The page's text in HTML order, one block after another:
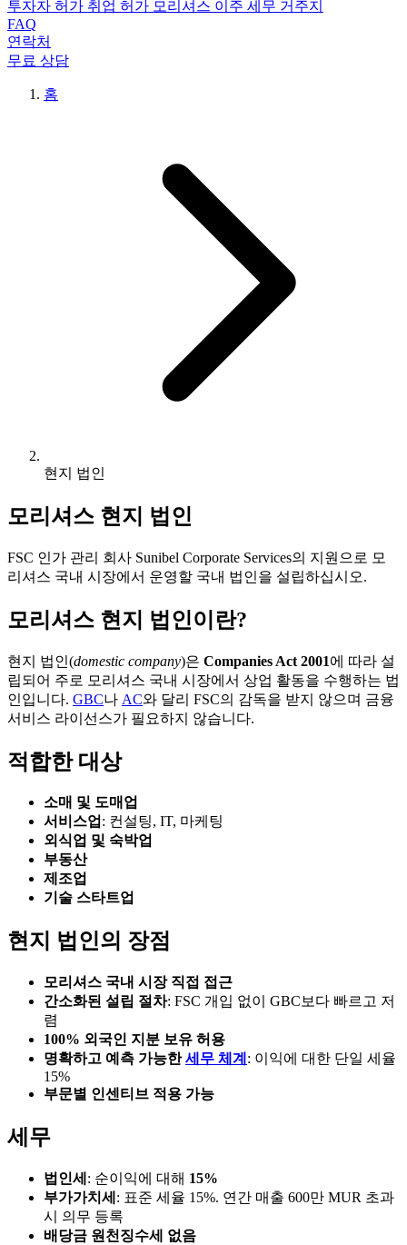
투자자 허가 취업 허가 모리셔스 이주 세무 거주지
FAQ
연락처
무료 상담
홈
현지 법인
모리셔스 현지 법인
FSC 인가 관리 회사 Sunibel Corporate Services의 지원으로 모
리셔스 국내 시장에서 운영할 국내 법인을 설립하십시오.
모리셔스 현지 법인이란?
현지 법인(domestic company)은 Companies Act 2001에 따라 설
립되어 주로 모리셔스 국내 시장에서 상업 활동을 수행하는 법
인입니다. GBC나 AC와 달리 FSC의 감독을 받지 않으며 금융
서비스 라이선스가 필요하지 않습니다.
적합한 대상
소매 및 도매업
서비스업 : 컨설팅, IT, 마케팅
외식업 및 숙박업
부동산
제조업
기술 스타트업
현지 법인의 장점
모리셔스 국내 시장 직접 접근
간소화된 설립 절차: FSC 개입 없이 GBC보다 빠르고 저
렴
100% 외국인 지분 보유 허용
명확하고 예측 가능한세무 체계 : 이익에 대한 단일 세율
15%
부문별 인센티브 적용 가능
세무
법인세 : 순이익에 대해 15%
부가가치세 : 표준 세율 15%. 연간 매출 600만 MUR 초과
시 의무 등록
배당금 원천징수세 없음